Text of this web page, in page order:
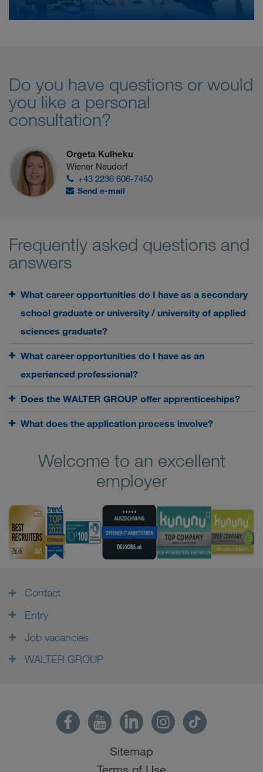
Do you have questions or would
you like a personal
consultation?
Orgeta Kulheku
Wiener Neudorf
+43 2236 606-7450
Send e-mail
Frequently asked questions and
answers
What career opportunities do I have as a secondary
school graduate or university / university of applied
sciences graduate?
What career opportunities do I have as an
experienced professional?
Does the WALTER GROUP offer apprenticeships?
What does the application process involve?
Welcome to an excellent
employer
Contact
Entry
Job vacancies
WALTER GROUP
Sitemap